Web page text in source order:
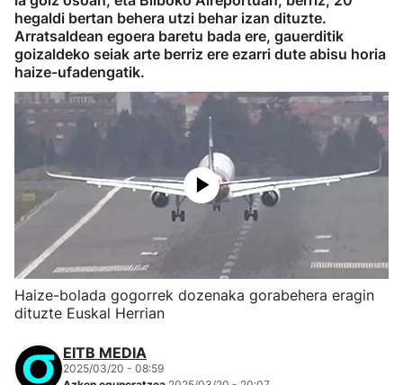
hegaldi bertan behera utzi behar izan dituzte.
Arratsaldean egoera baretu bada ere, gauerditik
goizaldeko seiak arte berriz ere ezarri dute abisu horia
haize-ufadengatik.
Haize-bolada gogorrek dozenaka gorabehera eragin
dituzte Euskal Herrian
EITB MEDIA
2025/03/20 - 08:59